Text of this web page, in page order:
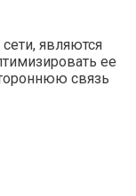
являются
ее
связь